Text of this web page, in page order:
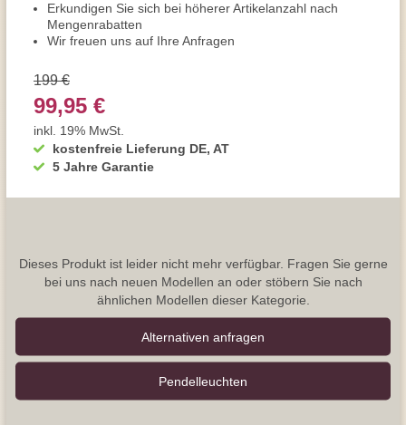
Erkundigen Sie sich bei höherer Artikelanzahl nach
Mengenrabatten
Wir freuen uns auf Ihre Anfragen
kostenfreie Lieferung DE, AT
5 Jahre Garantie
199 €
99,95 €
inkl. 19% MwSt.
Dieses Produkt ist leider nicht mehr verfügbar. Fragen Sie gerne
bei uns nach neuen Modellen an oder stöbern Sie nach
ähnlichen Modellen dieser Kategorie.
Alternativen anfragen
Pendel­leuchten